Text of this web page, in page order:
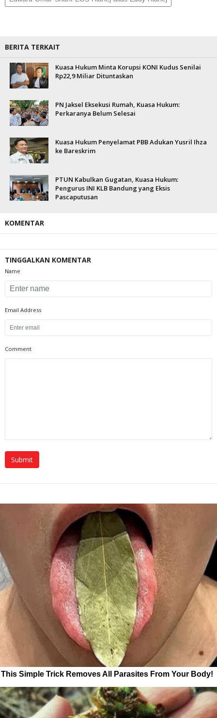
BERITA TERKAIT
Kuasa Hukum Minta Korupsi KONI Kudus Senilai
Rp22,9 Miliar Dituntaskan
PN Jaksel Eksekusi Rumah, Kuasa Hukum:
Perkaranya Belum Selesai
Kuasa Hukum Penyelamat PBB Adukan Yusril Ihza
ke Bareskrim
PTUN Kabulkan Gugatan, Kuasa Hukum:
Pengurus INI KLB Bandung yang Eksis
Pascaputusan
KOMENTAR
TINGGALKAN KOMENTAR
Name
Email Address
Comment
This Simple Trick Removes All Parasites From Your Body!